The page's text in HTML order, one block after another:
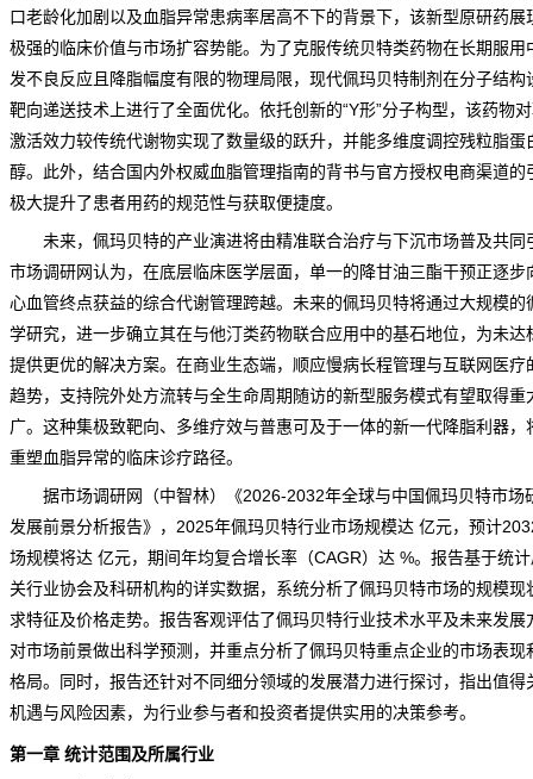
口老龄化加剧以及血脂异常患病率居高不下的背景下，该新型原研药展
极强的临床价值与市场扩容势能。为了克服传统贝特类药物在长期服用
发不良反应且降脂幅度有限的物理局限，现代佩玛贝特制剂在分子结构
靶向递送技术上进行了全面优化。依托创新的“Y形”分子构型，该药物
激活效力较传统代谢物实现了数量级的跃升，并能多维度调控残粒脂蛋
醇。此外，结合国内外权威血脂管理指南的背书与官方授权电商渠道的
极大提升了患者用药的规范性与获取便捷度。
未来，佩玛贝特的产业演进将由精准联合治疗与下沉市场普及共同
市场调研网认为，在底层临床医学层面，单一的降甘油三酯干预正逐步
心血管终点获益的综合代谢管理跨越。未来的佩玛贝特将通过大规模的
学研究，进一步确立其在与他汀类药物联合应用中的基石地位，为未达
提供更优的解决方案。在商业生态端，顺应慢病长程管理与互联网医疗
趋势，支持院外处方流转与全生命周期随访的新型服务模式有望取得重
广。这种集极致靶向、多维疗效与普惠可及于一体的新一代降脂利器，
重塑血脂异常的临床诊疗路径。
据市场调研网（中智林）《2026-2032年全球与中国佩玛贝特市场
发展前景分析报告》，2025年佩玛贝特行业市场规模达 亿元，预计
场规模将达 亿元，期间年均复合增长率（CAGR）达 %。报告基于统
关行业协会及科研机构的详实数据，系统分析了佩玛贝特市场的规模现
求特征及价格走势。报告客观评估了佩玛贝特行业技术水平及未来发展
对市场前景做出科学预测，并重点分析了佩玛贝特重点企业的市场表现
格局。同时，报告还针对不同细分领域的发展潜力进行探讨，指出值得
机遇与风险因素，为行业参与者和投资者提供实用的决策参考。
第一章 统计范围及所属行业